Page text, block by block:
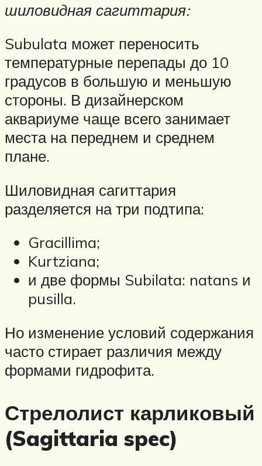
шиловидная сагиттария:
Subulata может переносить
температурные перепады до 10
градусов в большую и меньшую
стороны. В дизайнерском
аквариуме чаще всего занимает
места на переднем и среднем
плане.
Шиловидная сагиттария
разделяется на три подтипа:
Gracillima;
Kurtziana;
и две формы Subilata: natans и
pusilla.
Но изменение условий содержания
часто стирает различия между
формами гидрофита.
Стрелолист карликовый
(Sagittaria spec)